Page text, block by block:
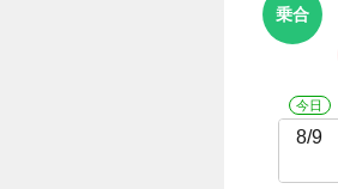
乗合
今日
8/9